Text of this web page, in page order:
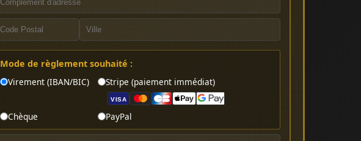
Mode de règlement souhaité :
Virement (IBAN/BIC)
Stripe (paiement immédiat)
VISA
Chèque PayPal